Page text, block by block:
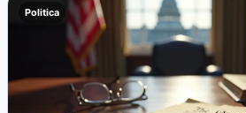
Politica